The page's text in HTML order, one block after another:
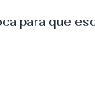
para que